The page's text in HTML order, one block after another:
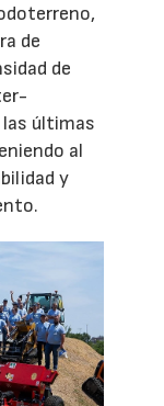
de
de
últimas
al
y